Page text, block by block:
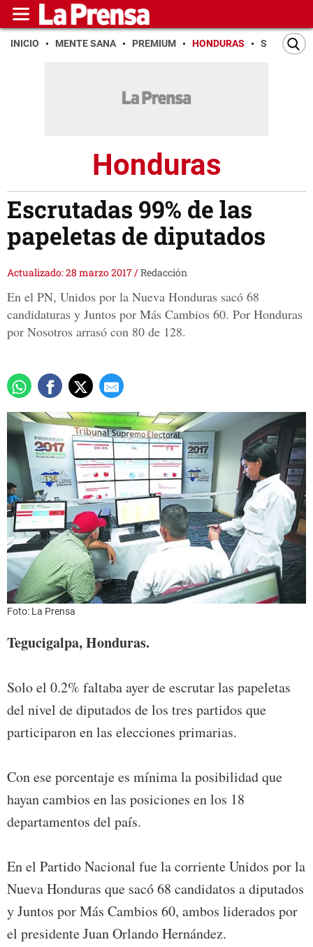
INICIO MENTE SANA PREMIUM HONDURAS SAN PEDRO
Honduras
Escrutadas 99% de las
papeletas de diputados
Actualizado: 28 marzo 2017/Redacción
En el PN, Unidos por la Nueva Honduras sacó 68
candidaturas y Juntos por Más Cambios 60. Por Honduras
por Nosotros arrasó con 80 de 128.
Foto: La Prensa
Tegucigalpa, Honduras.
Solo el 0.2% faltaba ayer de escrutar las papeletas
del nivel de diputados de los tres partidos que
participaron en las elecciones primarias.
Con ese porcentaje es mínima la posibilidad que
hayan cambios en las posiciones en los 18
departamentos del país.
En el Partido Nacional fue la corriente Unidos por la
Nueva Honduras que sacó 68 candidatos a diputados
y Juntos por Más Cambios 60, ambos liderados por
el presidente Juan Orlando Hernández.